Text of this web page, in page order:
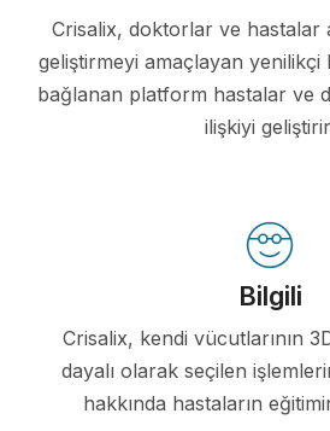
Crisalix, doktorlar ve hastalar
geliştirmeyi amaçlayan yenilikçi
bağlanan platform hastalar ve
ilişkiyi
Bilgili
Crisalix, kendi vücutlarının
dayalı olarak seçilen
hakkında hastaların